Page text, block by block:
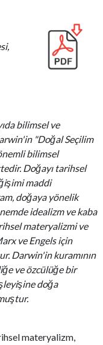
bilimsel ve
"Doğal Seçilim
bilimsel
Doğayı tarihsel
maddi
doğaya yönelik
idealizm ve kaba
materyalizmi ve
ve Engels için
Darwin'in kuramının
ve özcülüğe bir
doğa
materyalizm,